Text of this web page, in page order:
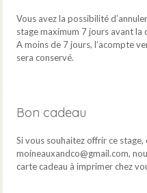
Vous avez la possibilité
stage maximum 7 jours avant la
A moins de 7 jours, l’acompte
sera conservé.
Bon cadeau
Si vous souhaitez offrir ce
moineauxandco@gmail.com,
carte cadeau à imprimer chez